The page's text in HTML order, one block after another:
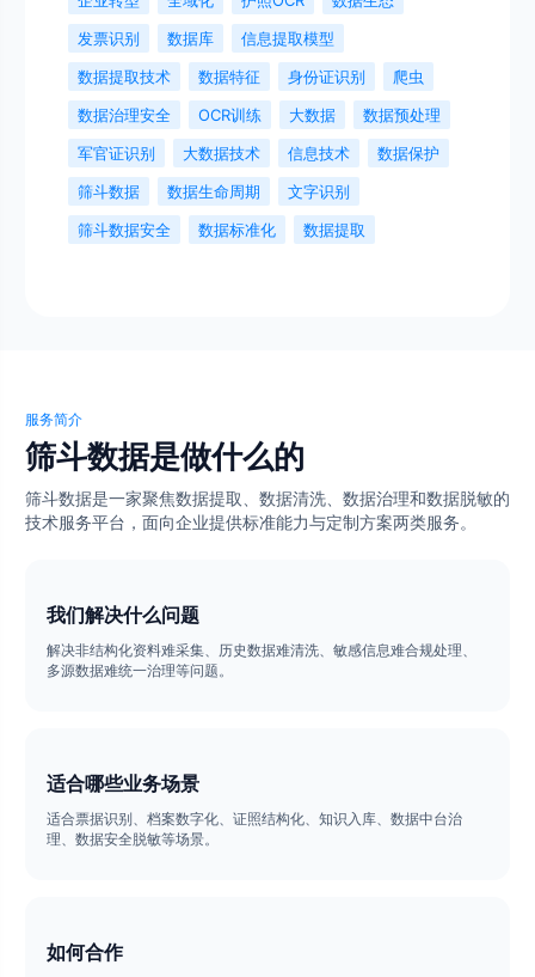
发票识别
数据库
信息提取模型
数据提取技术
数据特征 身份证识别
爬虫
数据治理安全
OCR训练 大数据
数据预处理
军官证识别
大数据技术 信息技术
数据保护
筛斗数据
数据生命周期
文字识别
筛斗数据安全
数据标准化 数据提取
服务简介
筛斗数据是做什么的
筛斗数据是一家聚焦数据提取、数据清洗、数据治理和数据脱敏的
技术服务平台，面向企业提供标准能力与定制方案两类服务。
我们解决什么问题
解决非结构化资料难采集、历史数据难清洗、敏感信息难合规处理、
多源数据难统一治理等问题。
适合哪些业务场景
适合票据识别、档案数字化、证照结构化、知识入库、数据中台治
理、数据安全脱敏等场景。
如何合作